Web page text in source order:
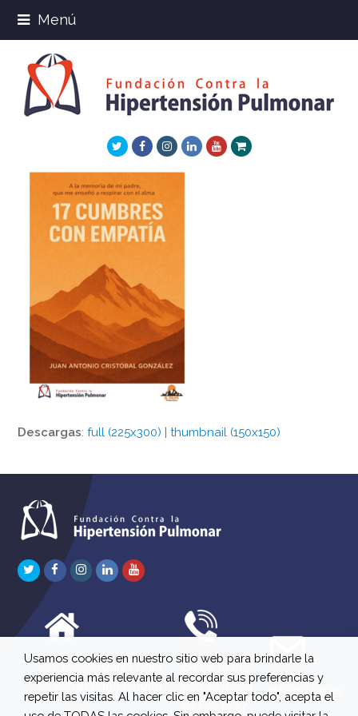
Menú
TwitterFacebookInstagram
LinkedInYoutube
Xing
Descargas:full (225x300) |thumbnail (150x150)
TwitterFacebook
Instagram
LinkedInYoutube
C/ Río Jordán 7 bajo
A 28981 Parla Madrid
647 630 515
661 73 42 04
613 22 15 27
info@fchp.es
Usamos cookies en nuestro sitio web para brindarle la
experiencia más relevante al recordar sus preferencias y
repetir las visitas. Al hacer clic en "Aceptar todo", acepta el